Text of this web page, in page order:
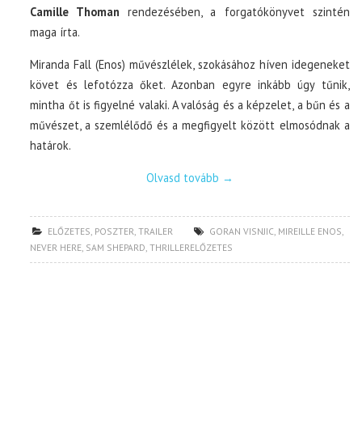
Camille Thoman rendezésében, a forgatókönyvet szintén
maga írta.
Miranda Fall (Enos) művészlélek, szokásához híven idegeneket
követ és lefotózza őket. Azonban egyre inkább úgy tűnik,
mintha őt is figyelné valaki. A valóság és a képzelet, a bűn és a
művészet, a szemlélődő és a megfigyelt között elmosódnak a
határok.
Olvasd tovább →
ELŐZETES, POSZTER,TRAILER GORAN VISNJIC, MIREILLE ENOS,
NEVER HERE, SAM SHEPARD,THRILLERELŐZETES